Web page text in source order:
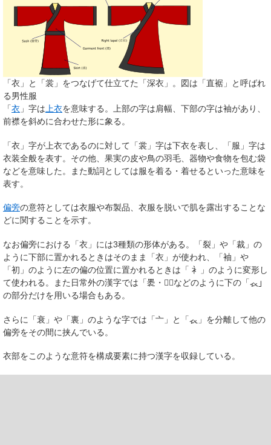
「衣」と「裳」をつなげて仕立てた「深衣」。図は「直裾」と呼ばれ
る男性服
「衣 」字は 上衣を意味する。上部の字は肩幅、下部の字は袖があり、
前襟を斜めに合わせた形に象る。
「衣」字が上衣であるのに対して「裳」字は下衣を表し、「服」字は
衣装全般を表す。その他、果実の皮や鳥の羽毛、器物や食物を包む袋
などを意味した。また動詞としては服を着る・着せるといった意味を
表す。
偏旁の意符としては衣服や布製品、衣服を脱いで肌を露出することな
どに関することを示す。
なお偏旁における「衣」には3種類の形体がある。「裂」や「裁」の
ように下部に置かれるときはそのまま「衣」が使われ、「袖」や
「初」のように左の偏の位置に置かれるときは「 衤
」のように変形し
て使われる。また日常外の漢字では「褁・𧛨」などのように下の「𧘇」
の部分だけを用いる場合もある。
さらに「衰」や「裏」のような字では「亠」と「𧘇 」を分離して他の
偏旁をその間に挟んでいる。
衣部をこのような意符を構成要素に持つ漢字を収録している。